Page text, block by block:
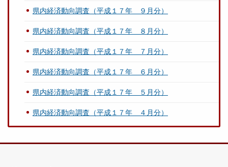
県内経済動向調査（平成１７年 ９月分）
県内経済動向調査（平成１７年 ８月分）
県内経済動向調査（平成１７年 ７月分）
県内経済動向調査（平成１７年 ６月分）
県内経済動向調査（平成１７年 ５月分）
県内経済動向調査（平成１７年 ４月分）